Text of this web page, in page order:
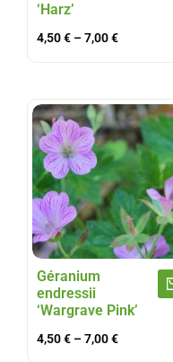
‘Harz’
4,50€ –7,00€
Géranium
endressii
‘Wargrave Pink’
4,50€ –7,00€